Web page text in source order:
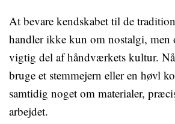
At bevare kendskabet til de
handler ikke kun om nostalgi, men
vigtig del af håndværkets kultur.
bruge et stemmejern eller en høvl
samtidig noget om materialer,
arbejdet.